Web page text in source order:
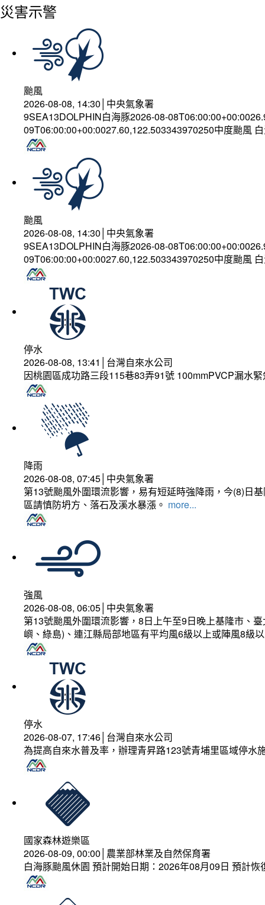
災害示警
颱風
2026-08-08, 14:30│中央氣象署
9SEA13DOLPHIN白海豚2026-08-
09T06:00:00+00:0027.60,122.503343970250中度颱風
颱風
2026-08-08, 14:30│中央氣象署
9SEA13DOLPHIN白海豚2026-08-
09T06:00:00+00:0027.60,122.503343970250中度颱風
停水
2026-08-08, 13:41│台灣自來水公司
因桃園區成功路三段115巷83弄91號 100mmPVCP漏水
降雨
2026-08-08, 07:45│中央氣象署
第13號颱風外圍環流影響，易有短延時強降雨，今(8)日
區請慎防坍方、落石及溪水暴漲。 more...
強風
2026-08-08, 06:05│中央氣象署
第13號颱風外圍環流影響，8日上午至9日晚上基隆市、
嶼、綠島)、連江縣局部地區有平均風6級以上或陣風8級
停水
2026-08-07, 17:46│台灣自來水公司
為提高自來水普及率，辦理青昇路123號青埔里區域停水
國家森林遊樂區
2026-08-09, 00:00│農業部林業及自然保育署
白海豚颱風休園 預計開始日期：2026年08月09日 預計